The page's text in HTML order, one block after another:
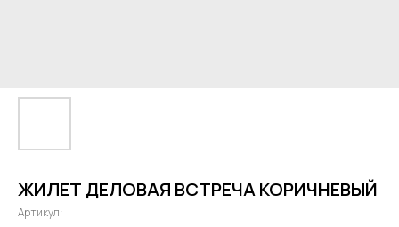
ЖИЛЕТ ДЕЛОВАЯ ВСТРЕЧА КОРИЧНЕВЫЙ
Артикул: